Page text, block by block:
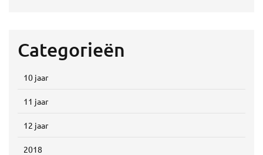
Categorieën
10 jaar
11 jaar
12 jaar
2018